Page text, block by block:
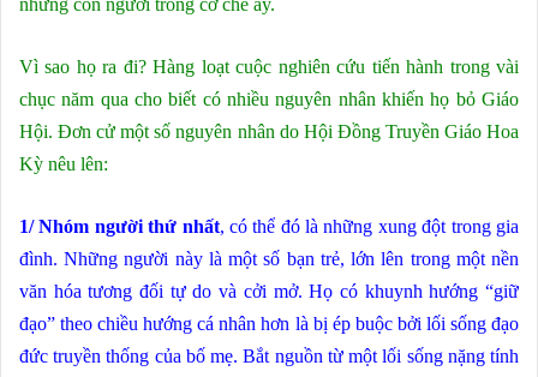
những con người trong cơ chế ấy.
Vì sao họ ra đi? Hàng loạt cuộc nghiên cứu tiến hành trong vài
chục năm qua cho biết có nhiều nguyên nhân khiến họ bỏ Giáo
Hội. Đơn cử một số nguyên nhân do Hội Đồng Truyền Giáo Hoa
Kỳ nêu lên:
1/ Nhóm người thứ nhất, có thể đó là những xung đột trong gia
đình. Những người này là một số bạn trẻ, lớn lên trong một nền
văn hóa tương đối tự do và cởi mở. Họ có khuynh hướng “giữ
đạo” theo chiều hướng cá nhân hơn là bị ép buộc bởi lối sống đạo
đức truyền thống của bố mẹ. Bắt nguồn từ một lối sống nặng tính